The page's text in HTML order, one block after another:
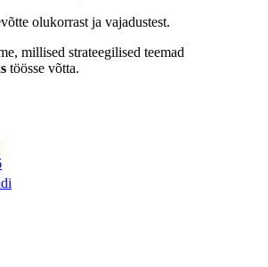
olukorrast ja vajadustest.
millised strateegilised teemad
töösse võtta.